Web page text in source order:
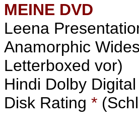
MEINE DVD
Leena
Anamorphic
Letterboxed vor)
Hindi Dolby
Disk Rating *